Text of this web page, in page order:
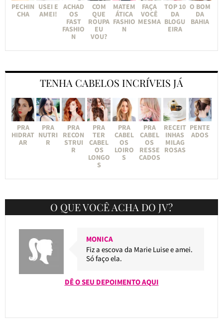
PECHIN
CHA
USEI E
AMEI!
ACHAD
OS
FAST
FASHIO
N
COM
QUE
ROUPA
EU
VOU?
MATEM
ÁTICA
FASHIO
N
FAÇA
VOCÊ
MESMA
TOP 10
DA
BLOGU
EIRA
O BOM
DA
BAHIA
TENHA CABELOS INCRÍVEIS JÁ
PRA
HIDRAT
AR
PRA
NUTRI
R
PRA
RECON
STRUI
R
PRA
TER
CABEL
OS
LONGO
S
PRA
CABEL
OS
LOIRO
S
PRA
CABEL
OS
RESSE
CADOS
RECEIT
INHAS
MILAG
ROSAS
PENTE
ADOS
O QUE VOCÊ ACHA DO JV?
MONICA
Fiz a escova da Marie Luise e amei.
Só faço ela.
DÊ O SEU DEPOIMENTO AQUI